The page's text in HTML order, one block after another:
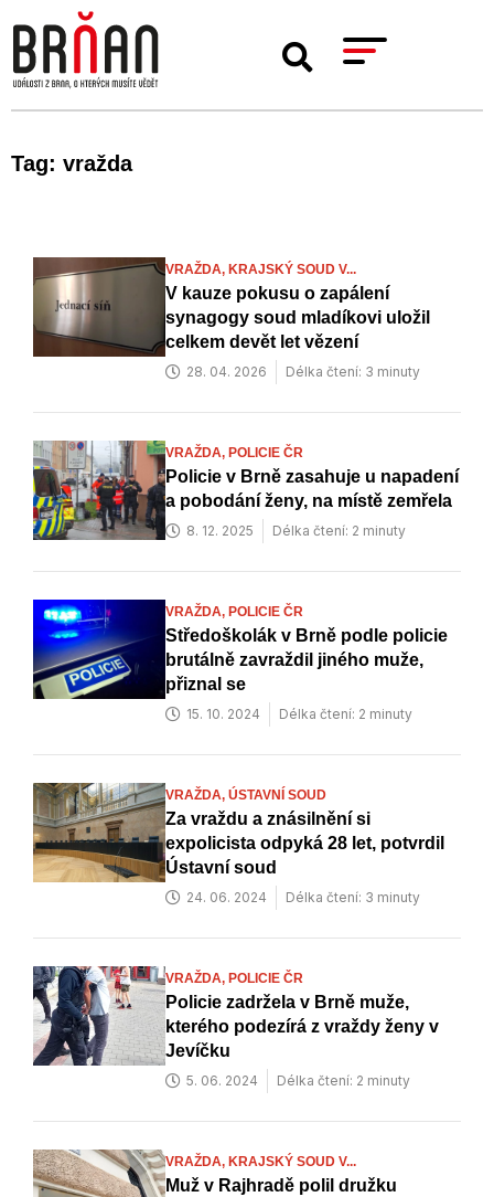
Tag: vražda
VRAŽDA, KRAJSKÝ SOUD V...
V kauze pokusu o zapálení
synagogy soud mladíkovi uložil
celkem devět let vězení
28. 04. 2026 Délka čtení: 3 minuty
VRAŽDA, POLICIE ČR
Policie v Brně zasahuje u napadení
a pobodání ženy, na místě zemřela
8. 12. 2025 Délka čtení: 2 minuty
VRAŽDA, POLICIE ČR
Středoškolák v Brně podle policie
brutálně zavraždil jiného muže,
přiznal se
15. 10. 2024 Délka čtení: 2 minuty
VRAŽDA, ÚSTAVNÍ SOUD
Za vraždu a znásilnění si
expolicista odpyká 28 let, potvrdil
Ústavní soud
24. 06. 2024 Délka čtení: 3 minuty
VRAŽDA, POLICIE ČR
Policie zadržela v Brně muže,
kterého podezírá z vraždy ženy v
Jevíčku
5. 06. 2024 Délka čtení: 2 minuty
VRAŽDA, KRAJSKÝ SOUD V...
Muž v Rajhradě polil družku